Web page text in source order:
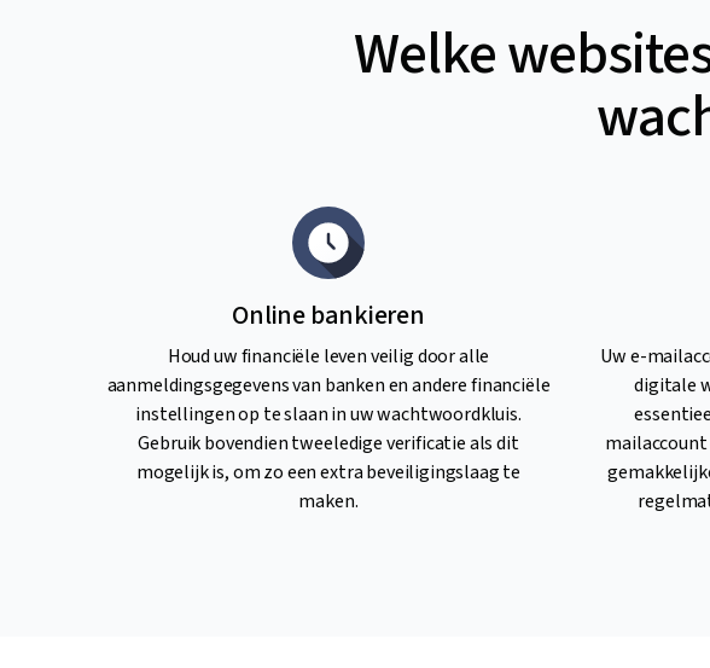
Welke
Online bankieren
Houd uw financiële leven veilig door alle
aanmeldingsgegevens van banken en andere financiële
instellingen op te slaan in uw wachtwoordkluis.
Gebruik bovendien tweeledige verificatie als dit
mogelijk is, om zo een extra beveiligingslaag te
maken.
Uw e-
digitale